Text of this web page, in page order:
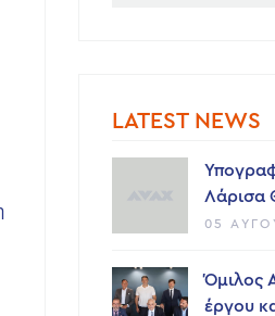
LATEST NEWS
Λάρισα
05
Όμιλος
έργου